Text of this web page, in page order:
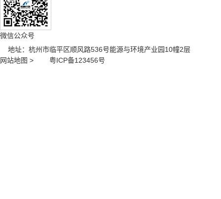
微信公众号
地址：杭州市临平区顺风路536号能源与环境产业园10幢2层
网站地图 > 粤ICP备123456号